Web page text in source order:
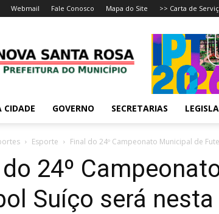
Webmail Fale Conosco Mapa do Site >> Carta de
CIDADE GOVERNO SECRETARIAS
Esporte Final do 24º Campeonato Municipal de
24º
Suíço será